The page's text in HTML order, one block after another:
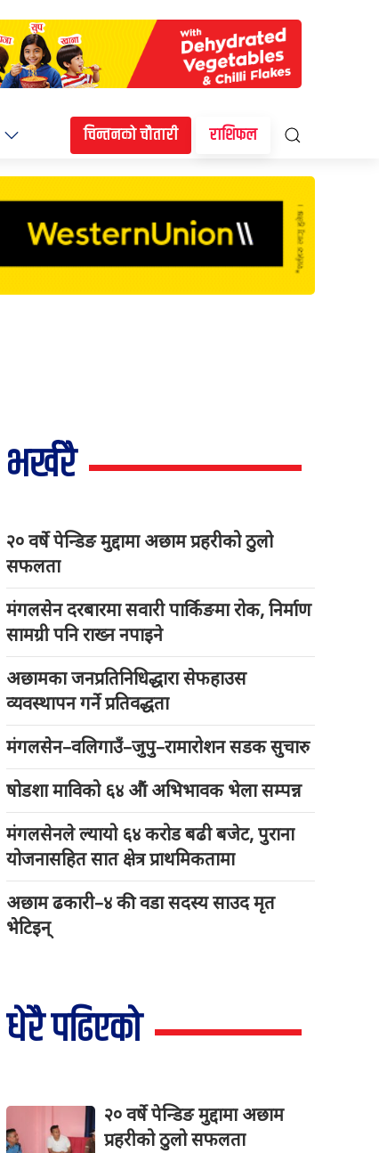
चिन्तनको चौतारी राशिफल
भर्खरै
२० वर्षे पेन्डिङ मुद्दामा अछाम प्रहरीको ठुलो
सफलता
मंगलसेन दरबारमा सवारी पार्किङमा रोक, निर्माण
सामग्री पनि राख्न नपाइने
अछामका जनप्रतिनिधिद्धारा सेफहाउस
व्यवस्थापन गर्ने प्रतिवद्धता
मंगलसेन–वलिगाउँ–जुपु–रामारोशन सडक सुचारु
षोडशा माविको ६४ औं अभिभावक भेला सम्पन्न
मंगलसेनले ल्यायो ६४ करोड बढी बजेट, पुराना
योजनासहित सात क्षेत्र प्राथमिकतामा
अछाम ढकारी–४ की वडा सदस्य साउद मृत
भेटिइन्
धेरै पढिएको
२० वर्षे पेन्डिङ मुद्दामा अछाम
प्रहरीको ठुलो सफलता